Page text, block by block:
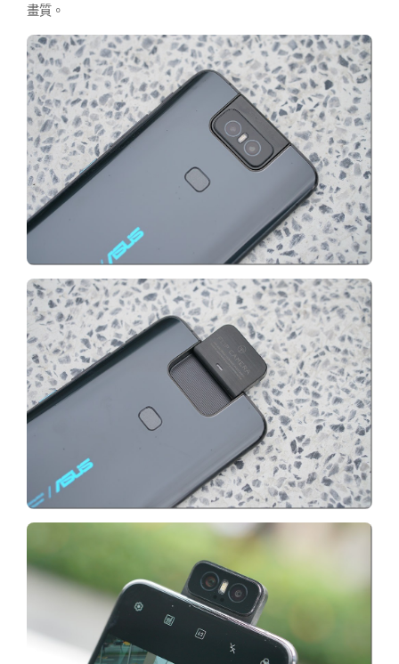
畫質。